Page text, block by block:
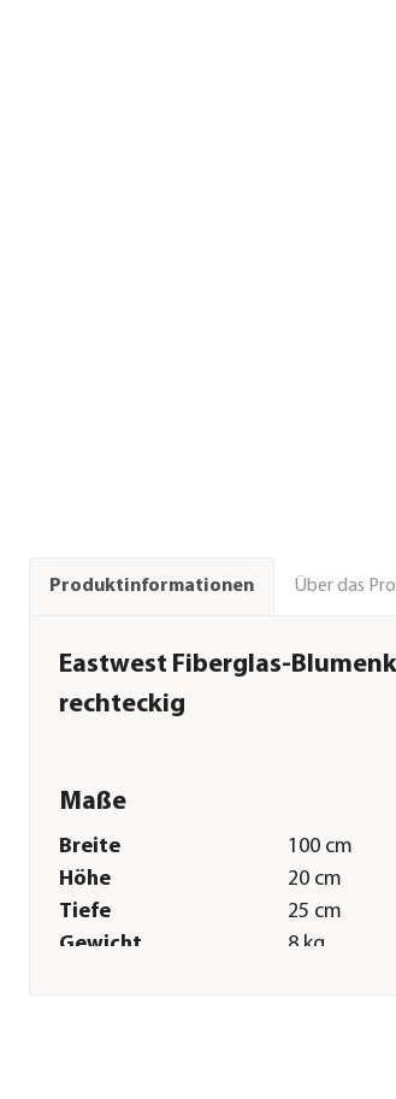
Produktinformationen Über das
Eastwest Fiberglas-
rechteckig
Maße
Breite
100 cm
Höhe
20 cm
Tiefe
25 cm
Gewicht
8 kg